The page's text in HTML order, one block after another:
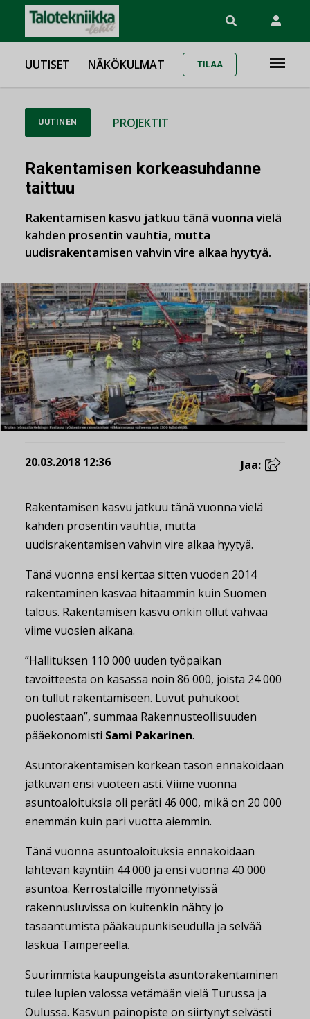
UUTISET NÄKÖKULMAT TILAA
UUTINEN PROJEKTIT
Rakentamisen korkeasuhdanne
taittuu
Rakentamisen kasvu jatkuu tänä vuonna vielä
kahden prosentin vauhtia, mutta
uudisrakentamisen vahvin vire alkaa hyytyä.
20.03.2018 12:36 Jaa:
Rakentamisen kasvu jatkuu tänä vuonna vielä
kahden prosentin vauhtia, mutta
uudisrakentamisen vahvin vire alkaa hyytyä.
Tänä vuonna ensi kertaa sitten vuoden 2014
rakentaminen kasvaa hitaammin kuin Suomen
talous. Rakentamisen kasvu onkin ollut vahvaa
viime vuosien aikana.
”Hallituksen 110 000 uuden työpaikan
tavoitteesta on kasassa noin 86 000, joista 24 000
on tullut rakentamiseen. Luvut puhukoot
puolestaan”, summaa Rakennusteollisuuden
pääekonomisti Sami Pakarinen.
Asuntorakentamisen korkean tason ennakoidaan
jatkuvan ensi vuoteen asti. Viime vuonna
asuntoaloituksia oli peräti 46 000, mikä on 20 000
enemmän kuin pari vuotta aiemmin.
Tänä vuonna asuntoaloituksia ennakoidaan
lähtevän käyntiin 44 000 ja ensi vuonna 40 000
asuntoa. Kerrostaloille myönnetyissä
rakennusluvissa on kuitenkin nähty jo
tasaantumista pääkaupunkiseudulla ja selvää
laskua Tampereella.
Suurimmista kaupungeista asuntorakentaminen
tulee lupien valossa vetämään vielä Turussa ja
Oulussa. Kasvun painopiste on siirtynyt selvästi